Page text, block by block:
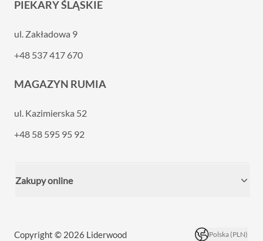
PIEKARY ŚLĄSKIE
ul. Zakładowa 9
+48 537 417 670
MAGAZYN RUMIA
ul. Kazimierska 52
+48 58 595 95 92
Zakupy online
Copyright © 2026 Liderwood Polska (PLN)